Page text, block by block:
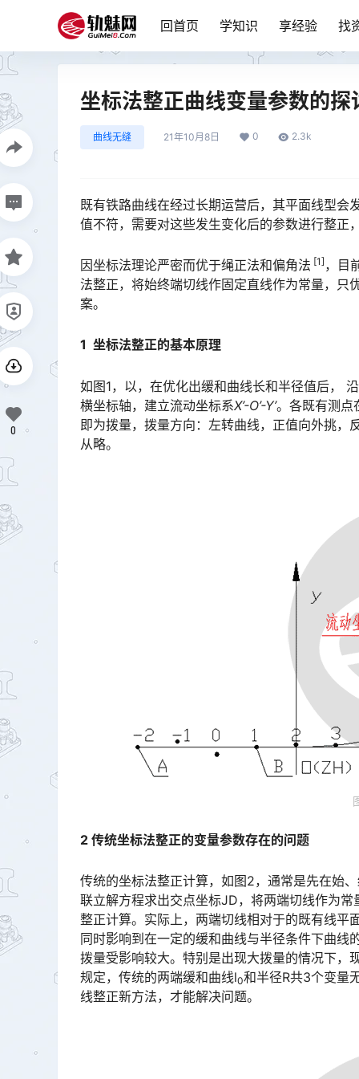
回首页 学知识 享经验 找
坐标法整正曲线变量参数的探
曲线无缝 21年10月8日 0 2.3k
既有铁路曲线在经过长期运营后，其平面线型会
值不符，需要对这些发生变化后的参数进行整正
因坐标法理论严密而优于绳正法和偏角法 [1] ，目
法整正，将始终端切线作固定直线作为常量，只
案。󠅅󠅃󠄵󠅂󠄪󠇖󠆨󠆨󠇕󠆞󠆒󠅬󠇘󠆭󠆘󠇙󠆝󠅵󠇗󠆭󠆁󠄐󠇗󠅹󠅸󠇖󠆍󠅳󠇖󠅹󠅰󠇖󠆌󠅹
1 坐标法整正的基本原理
如图1，以，在优化出缓和曲线长和半径值后，
横坐标轴，建立流动坐标系X’-O’-Y’。各既有测点
即为拨量，拨量方向：左转曲线，正值向外挑，
从略。
2 传统坐标法整正的变量参数存在的问题
传统的坐标法整正计算，如图2，通常是先在始
联立解方程求出交点坐标JD，将两端切线作为常
整正计算。实际上，两端切线相对于的既有线平
同时影响到在一定的缓和曲线与半径条件下曲
拨量受影响较大。特别是出现大拨量的情况下，
规定，传统的两端缓和曲线l󠅅󠅃󠄵󠅂󠄪󠇖󠆨󠆨󠇕󠆞󠆒󠅬󠇘󠆭󠆘󠇙󠆝󠅵󠇗󠆭󠆁󠄐󠇗󠅹󠅸󠇖󠆍󠅳󠇖󠅹󠅰󠇖󠆌󠅹0和半径R共3个变量
线整正新方法，才能解决问题。
0